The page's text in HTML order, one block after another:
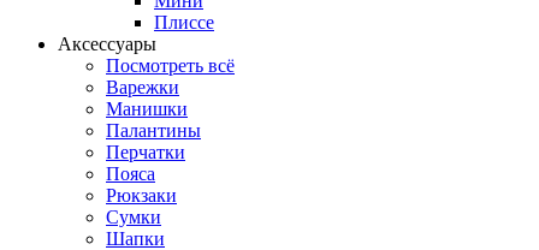
Плиссе
Аксессуары
Посмотреть всё
Варежки
Манишки
Палантины
Перчатки
Пояса
Рюкзаки
Сумки
Шапки